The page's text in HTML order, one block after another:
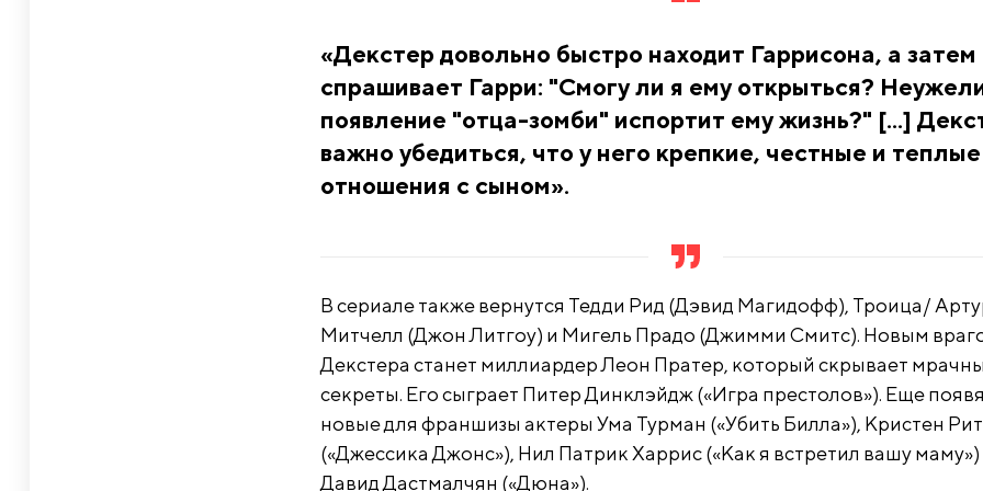
«Декстер довольно быстро находит Гаррисона, а затем
спрашивает Гарри: "Смогу ли я ему открыться?
появление "отца-зомби" испортит ему жизнь?" [...]
важно убедиться, что у него крепкие, честные и теплые
отношения с сыном».
В сериале также вернутся Тедди Рид (Дэвид Магидофф), Троица/
Митчелл (Джон Литгоу) и Мигель Прадо (Джимми Смитс). Новым
Декстера станет миллиардер Леон Пратер, который скрывает
секреты. Его сыграет Питер Динклэйдж («Игра престолов»). Еще
новые для франшизы актеры Ума Турман («Убить Билла»), Кристен
(«Джессика Джонс»), Нил Патрик Харрис («Как я встретил вашу маму»)
Давид Дастмалчян («Дюна»).